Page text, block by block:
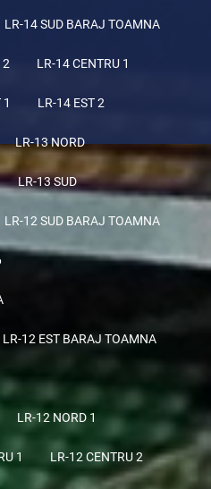
LR-14 SUD BARAJ TOAMNA
2 LR-14 CENTRU 1
LR-14 EST 2
LR-13 NORD
LR-13 SUD
LR-12 SUD BARAJ TOAMNA
LR-12 EST BARAJ TOAMNA
LR-12 NORD 1
1 LR-12 CENTRU 2